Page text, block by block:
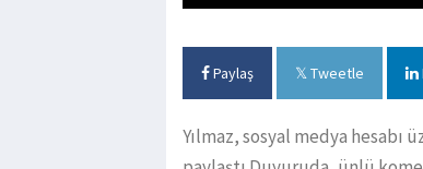
Paylaş Tweetle
Yılmaz, sosyal medya hesabı